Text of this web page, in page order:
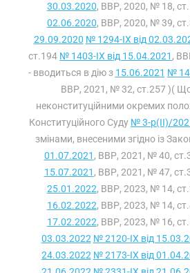
30.03.2020, ВВР, 2020, № 18,
02.06.2020, ВВР, 2020, № 39,
29.09.2020 № 1294-IX від
ст.194 № 1403-IX від 15.04.2021 ,
- вводиться в дію з 15.06.2021 №
ВВР, 2021, № 32, ст.257 )(
неконституційними окремих
Конституційного Суду № 3-р(II)/
змінами, внесеними згідно із
01.07.2021 , ВВР, 2021, № 40,
15.07.2021 , ВВР, 2021, № 47,
25.01.2022, ВВР, 2023, № 14,
16.02.2022, ВВР, 2023, № 14,
17.02.2022, ВВР, 2023, № 16,
03.03.2022 № 2120-IX від
24.03.2022 № 2173-IX від